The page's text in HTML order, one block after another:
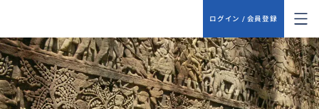
ログイン / 会員登録